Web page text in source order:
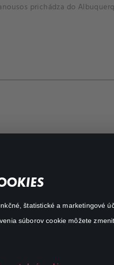
štatistické a marketingové
súborov cookie môžete
prichádza do